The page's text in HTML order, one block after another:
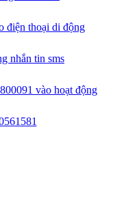
điện thoại di động
nhắn tin sms
vào hoạt động